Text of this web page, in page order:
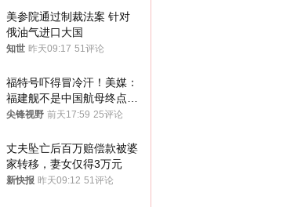
美参院通过制裁法案 针对
俄油气进口大国
知世 昨天09:17 51评论
福特号吓得冒冷汗！美媒：
福建舰不是中国航母终点，
而是新起点！
尖锋视野 前天17:59 25评论
丈夫坠亡后百万赔偿款被婆
家转移，妻女仅得3万元
新快报 昨天09:12 51评论